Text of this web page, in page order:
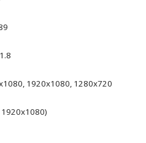
1920х1080, 1280х720
1920х1080)